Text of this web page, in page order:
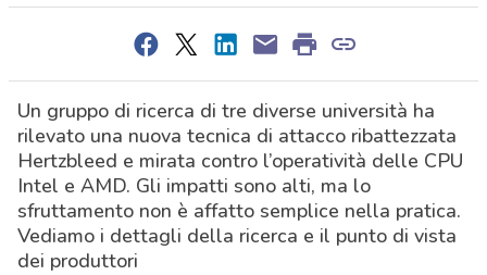
Un gruppo di ricerca di tre diverse università ha
rilevato una nuova tecnica di attacco ribattezzata
Hertzbleed e mirata contro l’operatività delle CPU
Intel e AMD. Gli impatti sono alti, ma lo
sfruttamento non è affatto semplice nella pratica.
Vediamo i dettagli della ricerca e il punto di vista
dei produttori